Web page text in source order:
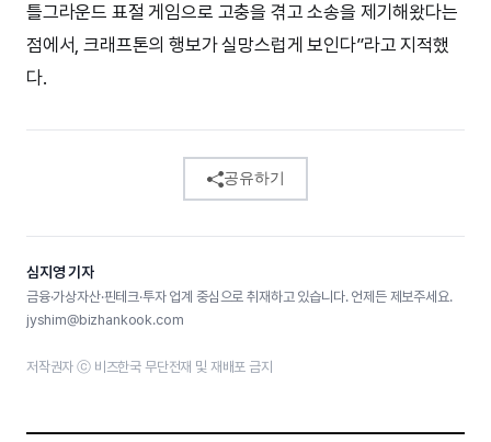
틀그라운드 표절 게임으로 고충을 겪고 소송을 제기해왔다는
점에서, 크래프톤의 행보가 실망스럽게 보인다”라고 지적했
다.
공유하기
심지영 기자
금융·가상자산·핀테크·투자 업계 중심으로 취재하고 있습니다. 언제든 제보주세요.
jyshim@bizhankook.com
저작권자 ⓒ 비즈한국 무단전재 및 재배포 금지